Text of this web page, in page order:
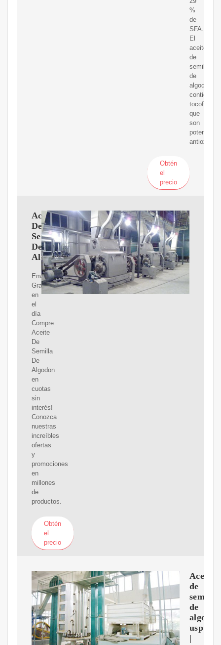
%
de
SFA.
El
aceite
de
semilla
de
algodón
contiene
tocoferoles
que
son
potentes
Obtén
el
precio
Aceite
De
Semilla
De
Algodon
Envíos
Gratis
en
el
día
Compre
Aceite
De
Semilla
De
Algodon
en
cuotas
sin
interés!
Conozca
nuestras
increíbles
ofertas
y
promociones
en
millones
de
productos.
Obtén
el
precio
Aceite
de
semilla
de
algodón
usp
|